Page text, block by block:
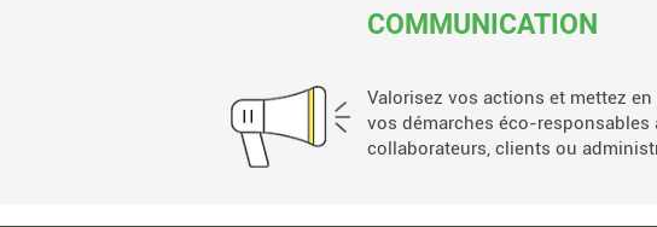
COMMUNICATION
Valorisez vos actions et mettez en
vos démarches éco-responsables
collaborateurs, clients ou